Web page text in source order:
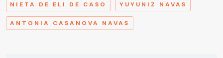
NIETA DE ELI DE CASO YUYUNIZ NAVAS
ANTONIA CASANOVA NAVAS